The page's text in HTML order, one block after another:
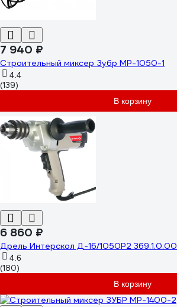
7 940 ₽
Строительный миксер Зубр МР-1050-1
4.4
(139)
В корзину
6 860 ₽
Дрель Интерскол Д-16/1050Р2 369.1.0.00
4.6
(180)
В корзину